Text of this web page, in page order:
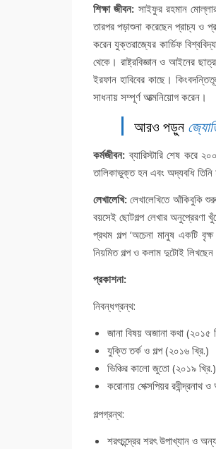
শিক্ষা জীবন: সাইফুর রহমান
তারপর পড়াশুনা করেছেন প্রাচ্য ও
করেন যুক্তরাজ্যের কার্ডিফ
থেকে। রাষ্ট্রবিজ্ঞান ও আইনের
ইরফান হাবিবের কাছে।
সাধনায় সম্পূর্ণ আত্মনিয়োগ করেন।
আরও পড়ুন
কর্মজীবন:ব্যারিস্টারি শেষ করে
তালিকাভুক্ত হন এবং অদ্যবধি তিনি
লেখালেখি:লেখালেখিতে আঁকিবুকি
বয়সেই ছোটগল্প লেখার অনুপ্রেরণা
প্রথম গল্প ‘অচেনা মানুষ একটি
নিয়মিত গল্প ও কলাম দুটোই
প্রকাশনা:
নিবন্ধগ্রন্থ:
জানা বিষয় অজানা কথা (২০১৫
যুক্তি তর্ক ও গল্প (২০১৬ খ্রি.)
ভিঞ্চির কালো জুতো (২০১৯ খ্রি.)
করোনায় শেক্সপিয়র রবীন্দ্রনাথ
গল্পগ্রন্থ:
শরৎচন্দ্রের শরৎ উপাখ্যান ও